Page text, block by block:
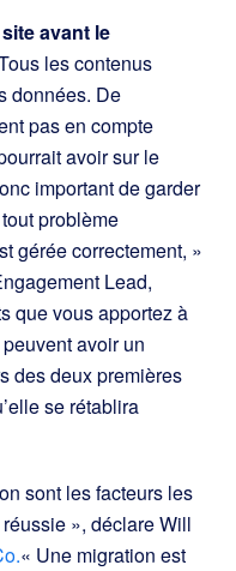
avant le
les contenus
données. De
pas en compte
avoir sur le
important de garder
problème
gérée correctement, »
Lead,
que vous apportez à
avoir un
des deux premières
se rétablira
sont les facteurs les
», déclare Will
« Une migration est